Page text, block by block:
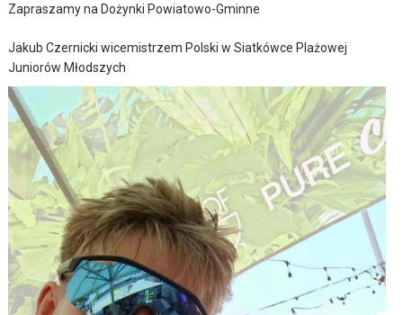
Zapraszamy na Dożynki Powiatowo-Gminne
Jakub Czernicki wicemistrzem Polski w Siatkówce Plażowej
Juniorów Młodszych